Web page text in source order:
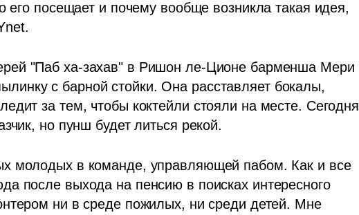
его посещает и почему вообще возникла такая идея,
"Паб ха-захав" в Ришон ле-Ционе барменша Мери
с барной стойки. Она расставляет бокалы,
за тем, чтобы коктейли стояли на месте. Сегодня
но пунш будет литься рекой.
молодых в команде, управляющей пабом. Как и все
после выхода на пенсию в поисках интересного
ни в среде пожилых, ни среди детей. Мне